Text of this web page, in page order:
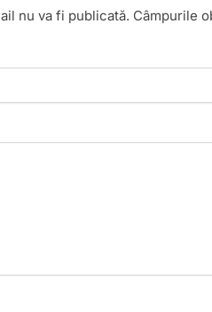
nu va fi publicată. Câmpurile